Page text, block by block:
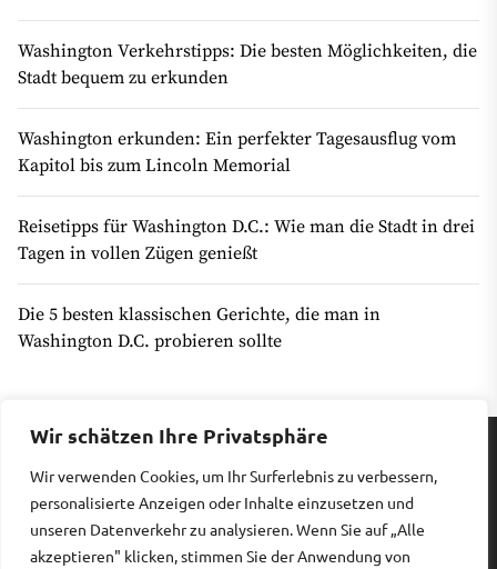
Wir schätzen Ihre Privatsphäre
Wir verwenden Cookies, um Ihr Surferlebnis zu verbessern,
personalisierte Anzeigen oder Inhalte einzusetzen und
unseren Datenverkehr zu analysieren. Wenn Sie auf „Alle
akzeptieren" klicken, stimmen Sie der Anwendung von
Washington Verkehrstipps: Die besten Möglichkeiten, die
Stadt bequem zu erkunden
Washington erkunden: Ein perfekter Tagesausflug vom
Kapitol bis zum Lincoln Memorial
Reisetipps für Washington D.C.: Wie man die Stadt in drei
Tagen in vollen Zügen genießt
Die 5 besten klassischen Gerichte, die man in
Washington D.C. probieren sollte
Impressum|Datenschutz